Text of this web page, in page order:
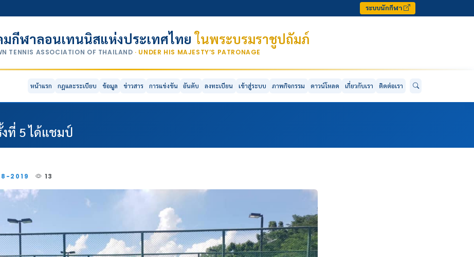
ระบบนักกีฬา
มกีฬาลอนเทนนิสแห่งประเทศไทยในพระบรมราชูปถัมภ์
TENNIS ASSOCIATION OF THAILAND · UNDER HIS MAJESTY’S PATRONAGE
หน้าแรก กฎและระเบียบ ข้อมูล ข่าวสาร การแข่งขัน อันดับ ลงทะเบียน เข้าสู่ระบบ ภาพกิจกรรม ดาวน์โหลด เกี่ยวกับเรา ติดต่อเรา
ที่ 5 ได้แชมป์
2019 13